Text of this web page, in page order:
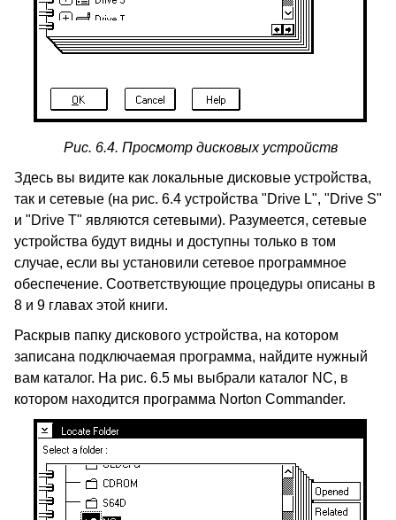
Рис. 6.4. Просмотр дисковых устройств
Здесь вы видите как локальные дисковые устройства,
так и сетевые (на рис. 6.4 устройства "Drive L", "Drive S"
и "Drive T" являются сетевыми). Разумеется, сетевые
устройства будут видны и доступны только в том
случае, если вы установили сетевое программное
обеспечение. Соответствующие процедуры описаны в
8 и 9 главах этой книги.
Раскрыв папку дискового устройства, на котором
записана подключаемая программа, найдите нужный
вам каталог. На рис. 6.5 мы выбрали каталог NC, в
котором находится программа Norton Commander.